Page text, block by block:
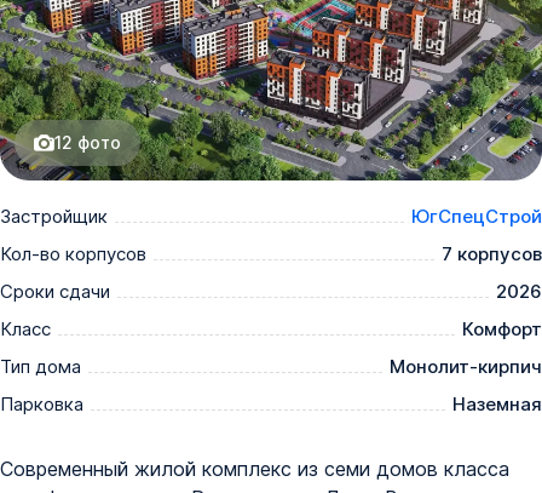
12 фото
Застройщик
ЮгСпецСтрой
Кол-во корпусов
7 корпусов
Сроки сдачи
2026
Класс
Комфорт
Тип дома
Монолит-кирпич
Парковка
Наземная
Современный жилой комплекс из семи домов класса